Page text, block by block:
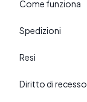
Come funziona
Spedizioni
Resi
Diritto di recesso